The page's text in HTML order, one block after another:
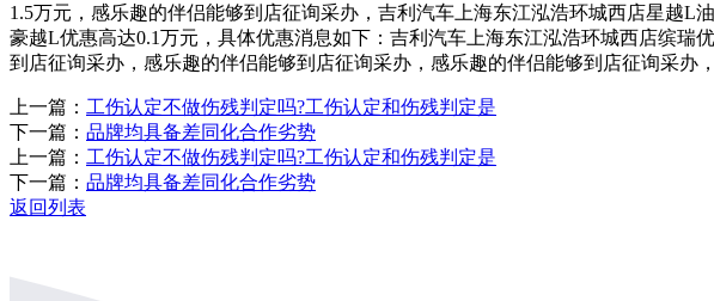
1.5万元，感乐趣的伴侣能够到店征询采办，吉利汽车上海东江泓浩环城西店星越
豪越L优惠高达0.1万元，具体优惠消息如下：吉利汽车上海东江泓浩环城西店缤
到店征询采办，感乐趣的伴侣能够到店征询采办，感乐趣的伴侣能够到店征询采办
上一篇： 工伤认定不做伤残判定吗?工伤认定和伤残判定是
下一篇： 品牌均具备差同化合作劣势
上一篇： 工伤认定不做伤残判定吗?工伤认定和伤残判定是
下一篇： 品牌均具备差同化合作劣势
返回列表